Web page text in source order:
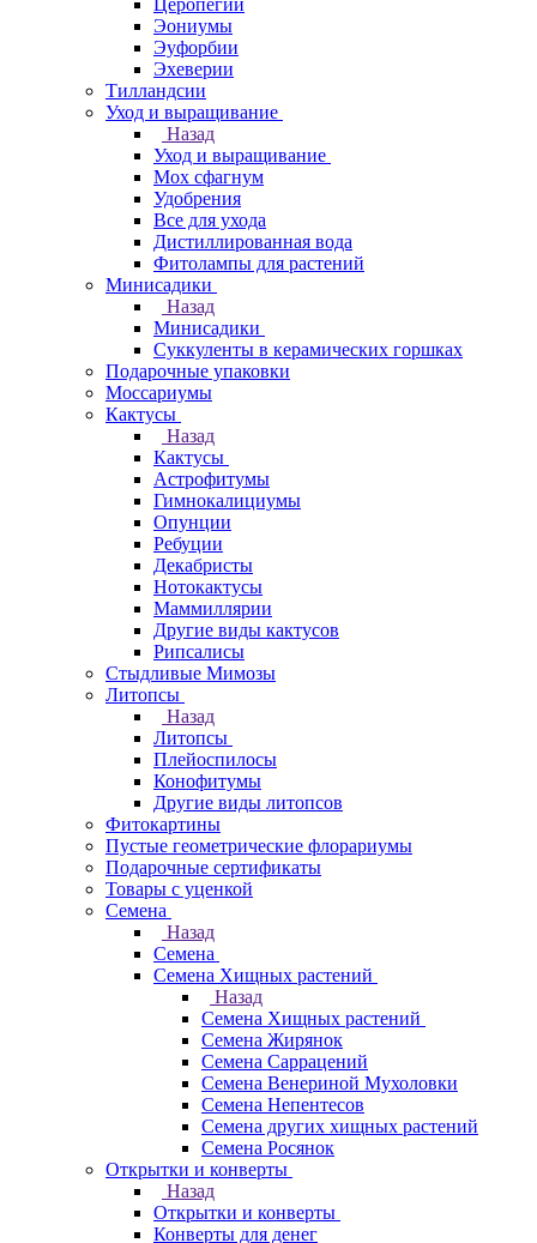
Церопегии
Эониумы
Эуфорбии
Эхеверии
Тилландсии
Уход и выращивание
Назад
Уход и выращивание
Мох сфагнум
Удобрения
Все для ухода
Дистиллированная вода
Фитолампы для растений
Минисадики
Назад
Минисадики
Суккуленты в керамических горшках
Подарочные упаковки
Моссариумы
Кактусы
Назад
Кактусы
Астрофитумы
Гимнокалициумы
Опунции
Ребуции
Декабристы
Нотокактусы
Маммиллярии
Другие виды кактусов
Рипсалисы
Стыдливые Мимозы
Литопсы
Назад
Литопсы
Плейоспилосы
Конофитумы
Другие виды литопсов
Фитокартины
Пустые геометрические флорариумы
Подарочные сертификаты
Товары с уценкой
Семена
Назад
Семена
Семена Хищных растений
Назад
Семена Хищных растений
Семена Жирянок
Семена Саррацений
Семена Венериной Мухоловки
Семена Непентесов
Семена других хищных растений
Семена Росянок
Открытки и конверты
Назад
Открытки и конверты
Конверты для денег